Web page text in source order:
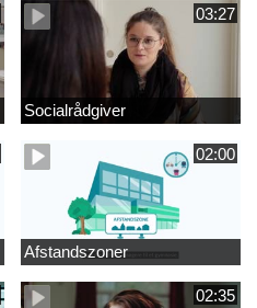
03:27
Socialrådgiver
02:00
Afstandszoner
02:35